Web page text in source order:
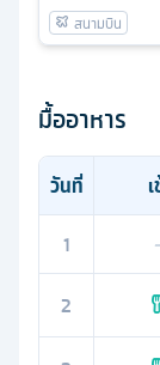
มื้ออาหาร
วันที่
1
2